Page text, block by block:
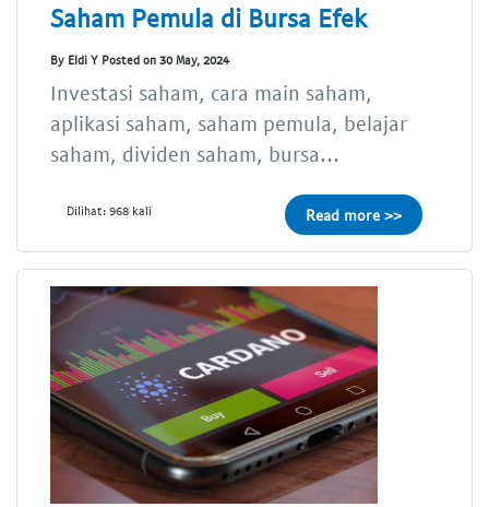
Saham Pemula di Bursa Efek
By Eldi Y Posted on 30 May, 2024
Investasi saham, cara main saham,
aplikasi saham, saham pemula, belajar
saham, dividen saham, bursa...
Dilihat: 968 kali Read more >>